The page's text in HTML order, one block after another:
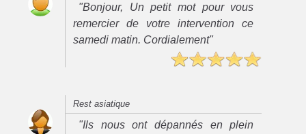
"Bonjour, Un petit mot pour vous
remercier de votre intervention ce
samedi matin. Cordialement"
Rest asiatique
"Ils nous ont dépannés en plein